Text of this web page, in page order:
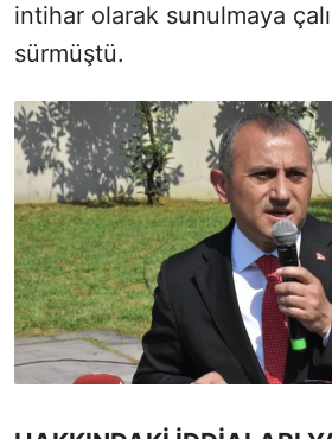
intihar olarak sunulmaya
sürmüştü.